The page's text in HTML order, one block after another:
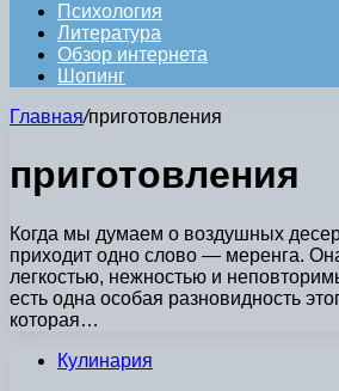
Психология
Литература
Обзор интернета
Шопинг
Главная/приготовления
приготовления
Когда мы думаем о воздушных
приходит одно слово — меренга.
легкостью, нежностью и
есть одна особая разновидность
которая…
Кулинария